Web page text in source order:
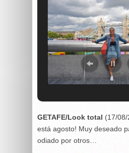
GETAFE/Look total (17/08/
está agosto! Muy deseado
odiado por otros…